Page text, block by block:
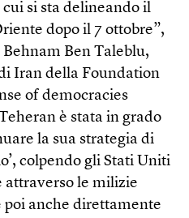
si sta delineando il
dopo il 7 ottobre”,
Ben Taleblu,
Iran della Foundation
of democracies
è stata in grado
la sua strategia di
colpendo gli Stati Uniti
attraverso le milizie
poi anche direttamente